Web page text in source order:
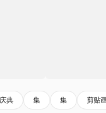
庆典 集 集 剪贴